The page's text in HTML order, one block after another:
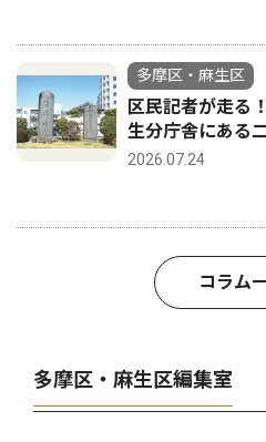
多摩区・麻生区
区民記者が走
生分庁舎にある
2026.07.24
コラム
多摩区・麻生区編集室